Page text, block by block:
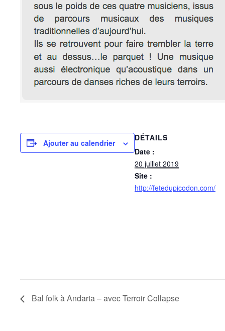
Ajouter au calendrier
DÉTAILS
Date :
20 juillet 2019
Site :
http://fetedupicodon.com/
Bal folk à Andarta – avec Terroir Collapse